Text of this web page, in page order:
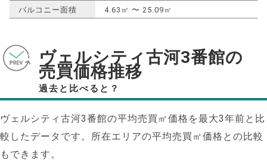
バルコニー面積
4.63㎡ 〜 25.09㎡
ヴェルシティ古河3番館の
売買価格推移
過去と比べると？
ヴェルシティ古河3番館の平均売買㎡価格を最大3年前と比
較したデータです。所在エリアの平均売買㎡価格との比較
もできます。